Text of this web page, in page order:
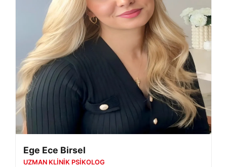
Ege Ece Birsel
UZMAN KLINIK PSIKOLOG